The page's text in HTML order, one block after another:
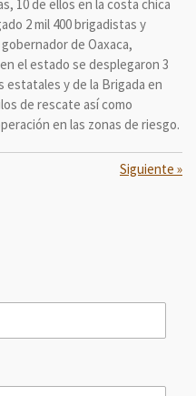
10 de ellos en la costa chica
2 mil 400 brigadistas y
de Oaxaca,
el estado se desplegaron 3
estatales y de la Brigada en
de rescate así como
en las zonas de riesgo.
Siguiente »